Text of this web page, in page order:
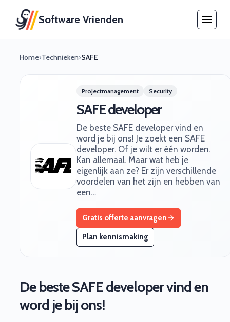
Software Vrienden
Home›Technieken›SAFE
Projectmanagement Security
SAFE developer
De beste SAFE developer vind en
word je bij ons! Je zoekt een SAFE
developer. Of je wilt er één worden.
Kan allemaal. Maar wat heb je
eigenlijk aan ze? Er zijn verschillende
voordelen van het zijn en hebben van
een…
Gratis offerte aanvragen
Plan kennismaking
De beste SAFE developer vind en
word je bij ons!